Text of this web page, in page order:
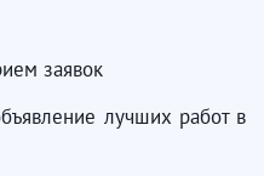
заявок
лучших работ в